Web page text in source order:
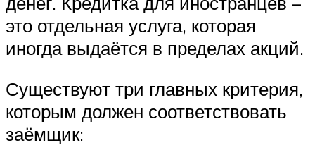
это отдельная услуга, которая
иногда выдаётся в пределах акций.
Существуют три главных критерия,
которым должен соответствовать
заёмщик: